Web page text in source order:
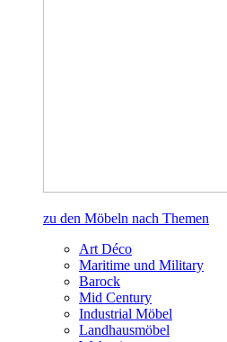
zu den Möbeln nach Themen
Art Déco
Maritime und Military
Barock
Mid Century
Industrial Möbel
Landhausmöbel